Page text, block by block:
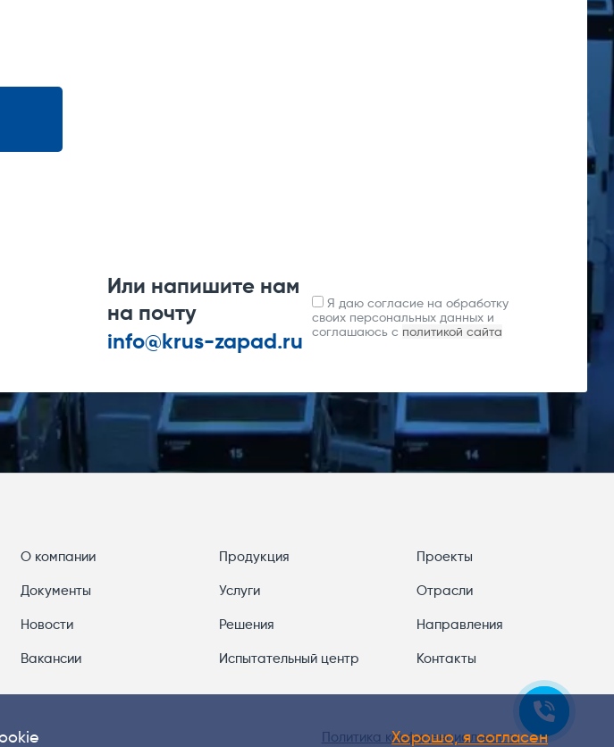
Или напишите нам
на почту
info@krus-zapad.ru
Я даю согласие на обработку
своих персональных данных и
соглашаюсь с политикой сайта
О компании
Документы
Новости
Вакансии
Продукция
Услуги
Решения
Испытательный центр
Проекты
Отрасли
Направления
Контакты
Политика конфиденциальности
Хорошо, я согласен